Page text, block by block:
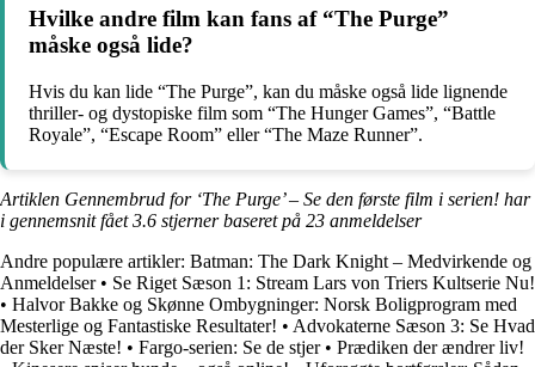
Hvilke andre film kan fans af “The Purge”
måske også lide?
Hvis du kan lide “The Purge”, kan du måske også lide lignende
thriller- og dystopiske film som “The Hunger Games”, “Battle
Royale”, “Escape Room” eller “The Maze Runner”.
Artiklen Gennembrud for ‘The Purge’ – Se den første film i serien! har
i gennemsnit fået3.6 stjerner baseret på 23 anmeldelser
Andre populære artikler: Batman: The Dark Knight – Medvirkende og
Anmeldelser• Se Riget Sæson 1: Stream Lars von Triers Kultserie Nu!
• Halvor Bakke og Skønne Ombygninger: Norsk Boligprogram med
Mesterlige og Fantastiske Resultater! • Advokaterne Sæson 3: Se Hvad
der Sker Næste! • Fargo-serien: Se de stjer• Prædiken der ændrer liv!